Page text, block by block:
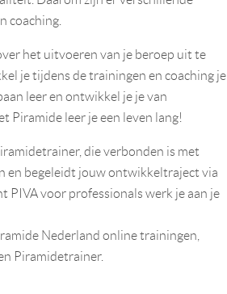
coaching.
het uitvoeren van je beroep uit te
je tijdens de trainingen en coaching je
leer en ontwikkel je je van
Piramide leer je een leven lang!
die verbonden is met
en begeleidt jouw ontwikkeltraject via
PIVA voor professionals werk je aan je
Nederland online trainingen,
Piramidetrainer.